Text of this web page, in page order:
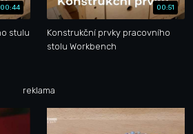
00:44
stulu
00:51
Konstrukční prvky pracovního
stolu Workbench
reklama